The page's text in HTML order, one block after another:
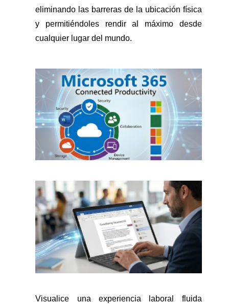
eliminando las barreras de la ubicación física
y permitiéndoles rendir al máximo desde
cualquier lugar del mundo.
Visualice una experiencia laboral fluida